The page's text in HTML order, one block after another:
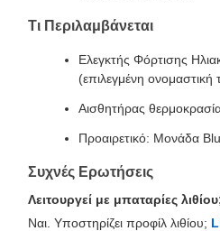
Τι Περιλαμβάνεται
Ελεγκτής Φόρτισης
(επιλεγμένη ονομαστική
Αισθητήρας
Προαιρετικό: Μονάδα
Συχνές Ερωτήσεις
Λειτουργεί με μπαταρίες
Ναι. Υποστηρίζει προφίλ λιθίου;